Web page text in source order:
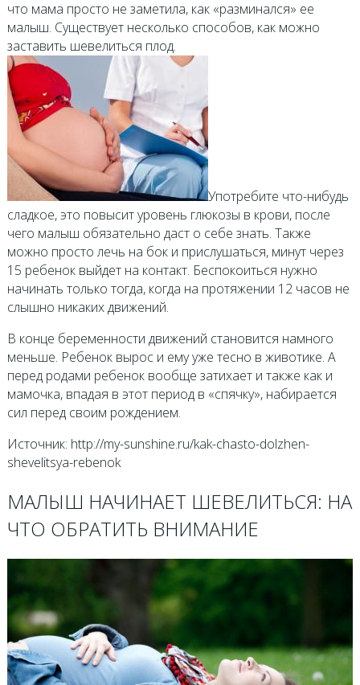
что мама просто не заметила, как «разминался» ее
малыш. Существует несколько способов, как можно
заставить шевелиться плод.
Употребите что-нибудь
сладкое, это повысит уровень глюкозы в крови, после
чего малыш обязательно даст о себе знать. Также
можно просто лечь на бок и прислушаться, минут через
15 ребенок выйдет на контакт. Беспокоиться нужно
начинать только тогда, когда на протяжении 12 часов не
слышно никаких движений.
В конце беременности движений становится намного
меньше. Ребенок вырос и ему уже тесно в животике. А
перед родами ребенок вообще затихает и также как и
мамочка, впадая в этот период в «спячку», набирается
сил перед своим рождением.
Источник: http://my-sunshine.ru/kak-chasto-dolzhen-
shevelitsya-rebenok
МАЛЫШ НАЧИНАЕТ ШЕВЕЛИТЬСЯ: НА
ЧТО ОБРАТИТЬ ВНИМАНИЕ